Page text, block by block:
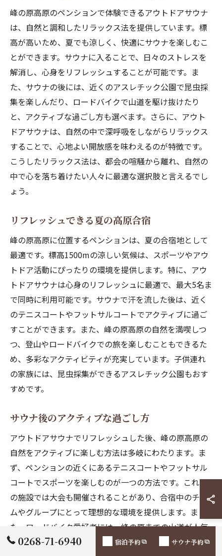
峰の原高原のペンションで体験できるアウトドアサウナ
は、自然と調和したリラックス法を提供しています。標
高が高いため、夏でも涼しく、快適にサウナを楽しむこ
とができます。サウナに入ることで、日々のストレスを
解消し、心身をリフレッシュすることが可能です。ま
た、サウナの後には、近くのアスレチック公園で昆虫採
集を楽しんだり、ロードバイクで山道を駆け抜けたり
と、アクティブな過ごし方も選べます。さらに、アウト
ドアサウナは、自然の中で深呼吸をしながらリラックス
することで、心地よい開放感を味わえるのが特徴です。
こうしたリラックス法は、都会の喧騒から離れ、自然の
中で心を落ち着けたい人々に最適な選択肢と言えるでし
ょう。
リフレッシュできる夏の高原合宿
峰の原高原に位置するペンションは、夏の合宿地として
最適です。標高1500mの涼しい気候は、スポーツやアウ
トドア活動にぴったりの環境を提供します。特に、アウ
トドアサウナは心身のリフレッシュに最適で、最大5名ま
で同時に利用可能です。サウナで汗を流した後は、近く
のテニスコートやフットサルコートでアクティブに過ご
すことができます。また、峰の原高原の自然を満喫しつ
つ、登山やロードバイクでの旅を楽しむこともできるた
め、多彩なアクティビティが充実しています。子供連れ
の家族には、昆虫採集ができるアスレチック公園もおす
すめです。
サウナ後のアクティブな過ごし方
アウトドアサウナでリフレッシュした後、峰の原高原の
自然をアクティブに楽しむ方法は多岐にわたります。ま
ず、ペンションの近くにあるテニスコートやフットサル
コートでスポーツを楽しむのが一つの方法です。これら
の施設では大会も開催されることがあり、合宿中のチー
ムやグループにとって理想的な環境を提供します。ま
た、ロードバイク愛好者には、峰の原までの山道が人気
のコースとなっており、爽快なライドを楽しむことがで
0268-71-6940 宿泊予約 サウナ予約